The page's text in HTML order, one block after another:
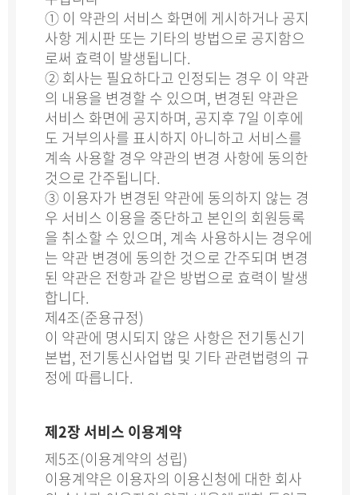
① 이 약관의 서비스 화면에 게시하거나 공지
사항 게시판 또는 기타의 방법으로 공지함으
로써 효력이 발생됩니다.
② 회사는 필요하다고 인정되는 경우 이 약관
의 내용을 변경할 수 있으며, 변경된 약관은
서비스 화면에 공지하며, 공지후 7일 이후에
도 거부의사를 표시하지 아니하고 서비스를
계속 사용할 경우 약관의 변경 사항에 동의한
것으로 간주됩니다.
③ 이용자가 변경된 약관에 동의하지 않는 경
우 서비스 이용을 중단하고 본인의 회원등록
을 취소할 수 있으며, 계속 사용하시는 경우에
는 약관 변경에 동의한 것으로 간주되며 변경
된 약관은 전항과 같은 방법으로 효력이 발생
합니다.
제4조(준용규정)
이 약관에 명시되지 않은 사항은 전기통신기
본법, 전기통신사업법 및 기타 관련법령의 규
정에 따릅니다.
제2장 서비스 이용계약
제5조(이용계약의 성립)
이용계약은 이용자의 이용신청에 대한 회사